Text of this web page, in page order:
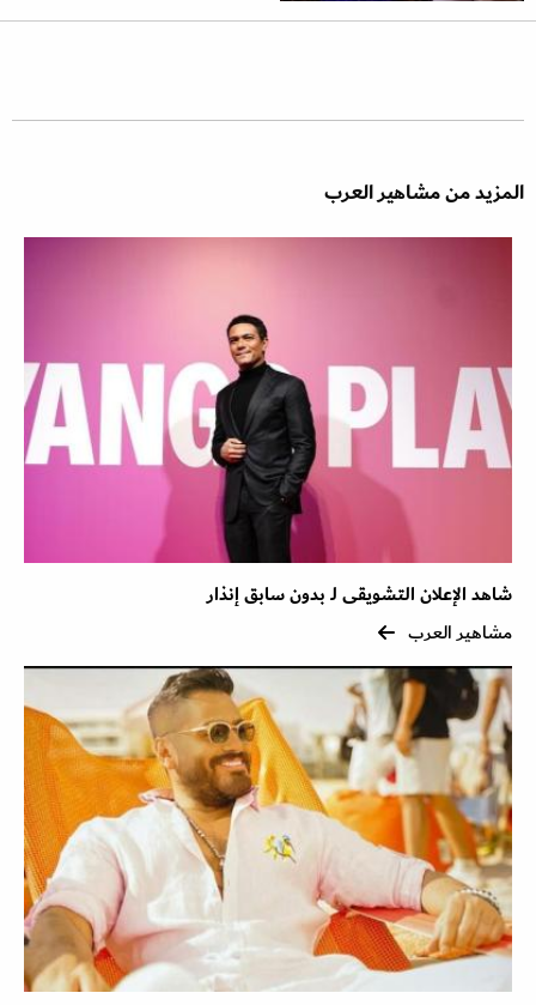
المزيد من مشاهير العرب
شاهد الإعلان التشويقى لـ بدون سابق إنذار
مشاهير العرب